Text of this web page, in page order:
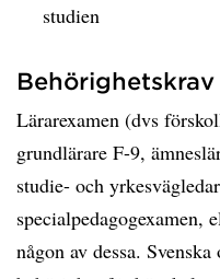
studien
Behörighetskrav
Lärarexamen (dvs
grundlärare F-9,
studie- och
specialpedagogexamen,
någon av dessa.